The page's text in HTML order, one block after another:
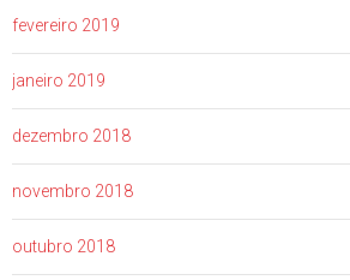
fevereiro 2019
janeiro 2019
dezembro 2018
novembro 2018
outubro 2018